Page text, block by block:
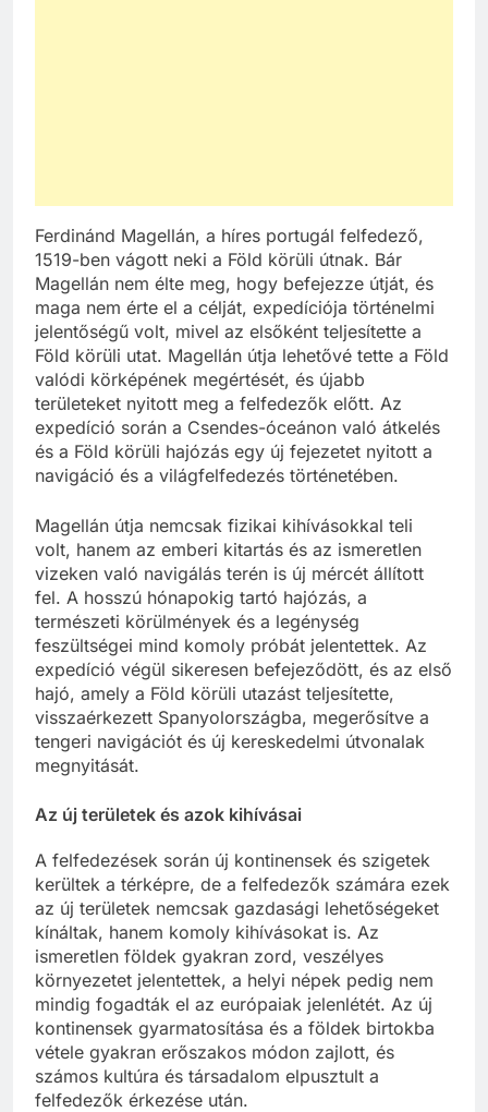
Ferdinánd Magellán, a híres portugál felfedező,
1519-ben vágott neki a Föld körüli útnak. Bár
Magellán nem élte meg, hogy befejezze útját, és
maga nem érte el a célját, expedíciója történelmi
jelentőségű volt, mivel az elsőként teljesítette a
Föld körüli utat. Magellán útja lehetővé tette a Föld
valódi körképének megértését, és újabb
területeket nyitott meg a felfedezők előtt. Az
expedíció során a Csendes-óceánon való átkelés
és a Föld körüli hajózás egy új fejezetet nyitott a
navigáció és a világfelfedezés történetében.
Magellán útja nemcsak fizikai kihívásokkal teli
volt, hanem az emberi kitartás és az ismeretlen
vizeken való navigálás terén is új mércét állított
fel. A hosszú hónapokig tartó hajózás, a
természeti körülmények és a legénység
feszültségei mind komoly próbát jelentettek. Az
expedíció végül sikeresen befejeződött, és az első
hajó, amely a Föld körüli utazást teljesítette,
visszaérkezett Spanyolországba, megerősítve a
tengeri navigációt és új kereskedelmi útvonalak
megnyitását.
Az új területek és azok kihívásai
A felfedezések során új kontinensek és szigetek
kerültek a térképre, de a felfedezők számára ezek
az új területek nemcsak gazdasági lehetőségeket
kínáltak, hanem komoly kihívásokat is. Az
ismeretlen földek gyakran zord, veszélyes
környezetet jelentettek, a helyi népek pedig nem
mindig fogadták el az európaiak jelenlétét. Az új
kontinensek gyarmatosítása és a földek birtokba
vétele gyakran erőszakos módon zajlott, és
számos kultúra és társadalom elpusztult a
felfedezők érkezése után.